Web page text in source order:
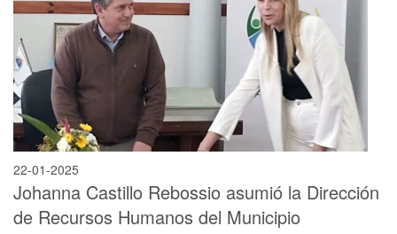
22-01-2025
Johanna Castillo Rebossio asumió la Dirección
de Recursos Humanos del Municipio